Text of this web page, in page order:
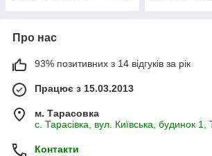
Про нас
93% позитивних з 14 відгуків за рік
Працює з 15.03.2013
м. Тарасовка
с. Тарасівка, вул. Київська, будинок 1,
Контакти